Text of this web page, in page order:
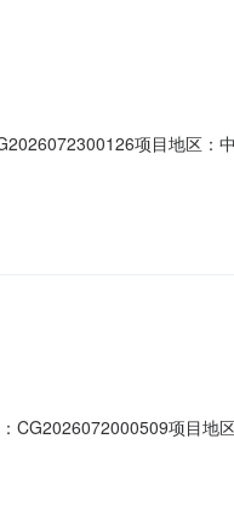
项目地区：
话：13*********电子邮箱：
项目地
。项目采用询比（综合评